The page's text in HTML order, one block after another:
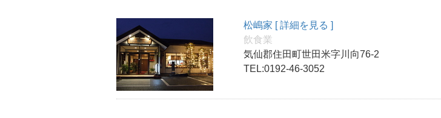
松嶋家 [ 詳細を見る ]
飲食業
気仙郡住田町世田米字川向76-2
TEL:0192-46-3052